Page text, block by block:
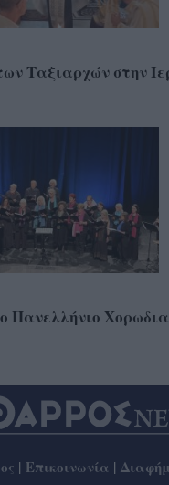
Ταξιαρχών στην
Πανελλήνιο
| Επικοινωνία |